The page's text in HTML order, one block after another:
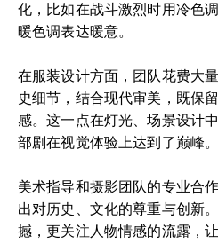
化，比如在战斗激烈时用冷色
暖色调表达暖意。
在服装设计方面，团队花费大
史细节，结合现代审美，既保
感。这一点在灯光、场景设计
部剧在视觉体验上达到了巅峰。
美术指导和摄影团队的专业合
出对历史、文化的尊重与创新
撼，更关注人物情感的流露，